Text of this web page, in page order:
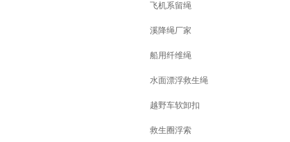
飞机系留绳
溪降绳厂家
船用纤维绳
水面漂浮救生绳
越野车软卸扣
救生圈浮索